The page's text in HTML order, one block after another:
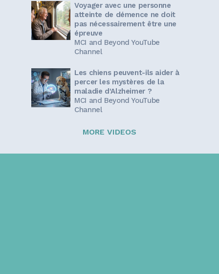
Voyager avec une personne
atteinte de démence ne doit
pas nécessairement être une
épreuve
MCI and Beyond YouTube
Channel
Les chiens peuvent-ils aider à
percer les mystères de la
maladie d'Alzheimer ?
MCI and Beyond YouTube
Channel
MORE VIDEOS